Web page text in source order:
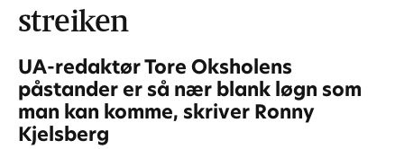
streiken
UA-redaktør Tore Oksholens
påstander er så nær blank løgn som
man kan komme, skriver Ronny
Kjelsberg